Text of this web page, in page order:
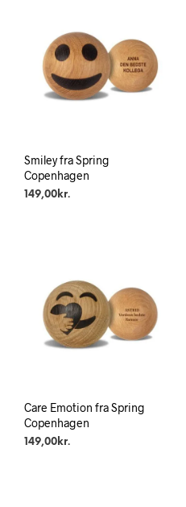
Smiley fra Spring
Copenhagen
149,00 kr.
Care Emotion fra Spring
Copenhagen
149,00 kr.